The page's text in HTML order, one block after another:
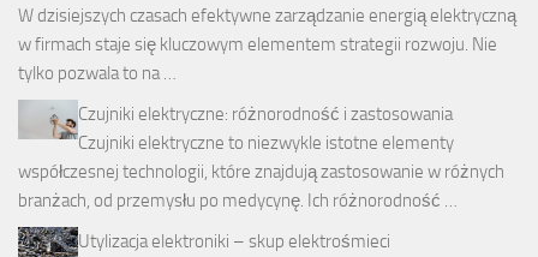
W dzisiejszych czasach efektywne zarządzanie energią elektryczną
w firmach staje się kluczowym elementem strategii rozwoju. Nie
tylko pozwala to na …
Czujniki elektryczne: różnorodność i zastosowania
Czujniki elektryczne to niezwykle istotne elementy
współczesnej technologii, które znajdują zastosowanie w różnych
branżach, od przemysłu po medycynę. Ich różnorodność …
Utylizacja elektroniki – skup elektrośmieci